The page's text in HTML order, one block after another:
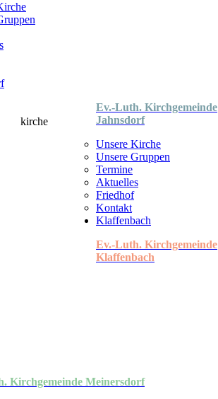
Ev.-Luth. Kirchgemeinde
Jahnsdorf
Unsere Kirche
Unsere Gruppen
Termine
Aktuelles
Friedhof
Kontakt
Klaffenbach
Ev.-Luth. Kirchgemeinde
Klaffenbach
Kirchgemeinde Meinersdorf